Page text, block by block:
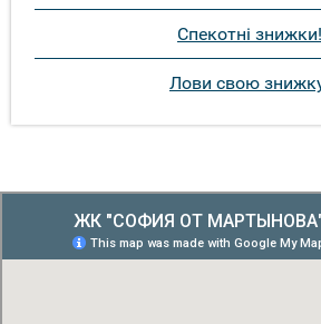
Спекотні знижки!
Лови свою